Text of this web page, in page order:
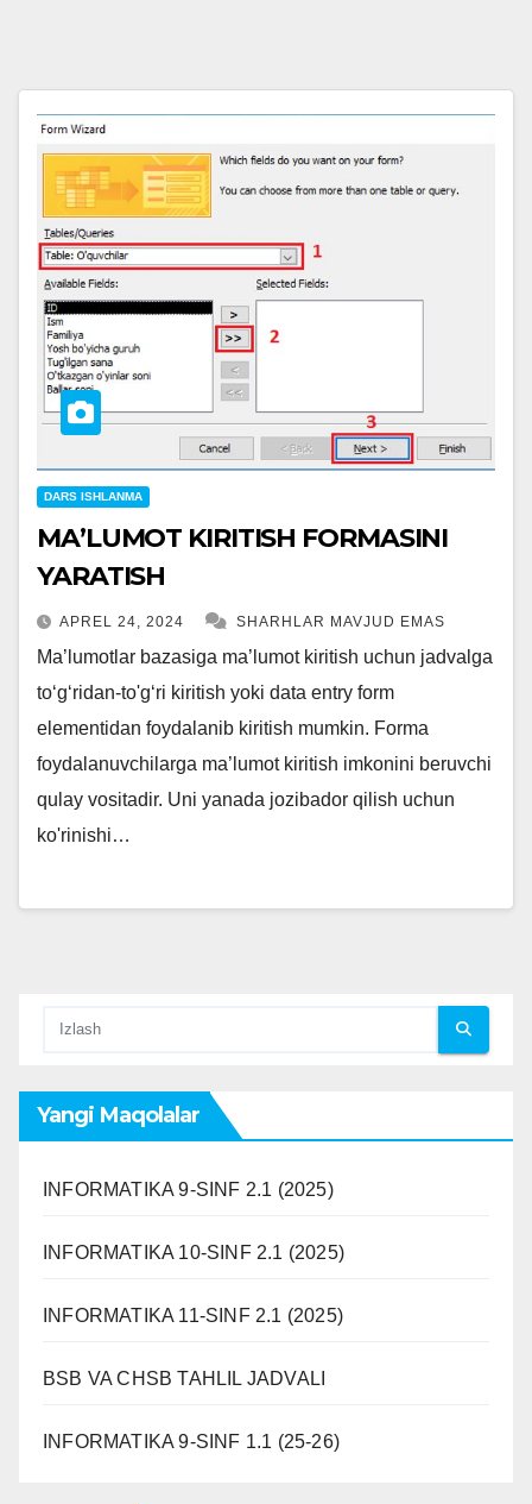
DARS ISHLANMA
MAʼLUMOT KIRITISH FORMASINI
YARATISH
APREL 24, 2024 SHARHLAR MAVJUD EMAS
Ma’lumotlar bazasiga ma’lumot kiritish uchun jadvalga
to‘g‘ridan-to'g‘ri kiritish yoki data entry form
elementidan foydalanib kiritish mumkin. Forma
foydalanuvchilarga ma’lumot kiritish imkonini beruvchi
qulay vositadir. Uni yanada jozibador qilish uchun
ko'rinishi…
Yangi Maqolalar
INFORMATIKA 9-SINF 2.1 (2025)
INFORMATIKA 10-SINF 2.1 (2025)
INFORMATIKA 11-SINF 2.1 (2025)
BSB VA CHSB TAHLIL JADVALI
INFORMATIKA 9-SINF 1.1 (25-26)